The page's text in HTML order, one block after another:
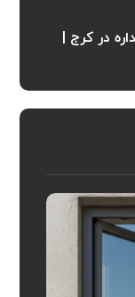
در کرج |